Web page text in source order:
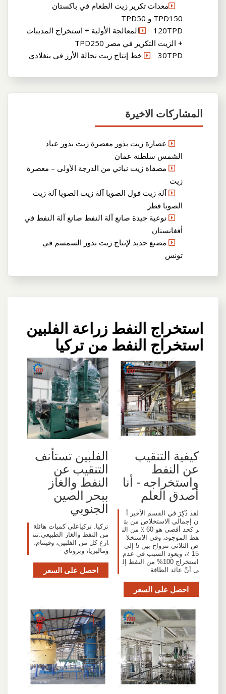
معدات تكرير زيت الطعام في باكستان
TPD150 و TPD50
120TPDالمعالجة الأولية + استخراج المذيبات
+ الزيت التكرير في مصر TPD250
30TPD خط إنتاج زيت نخالة الأرز في بنغلادي
المشاركات الاخيرة
عصارة زيت بذور معصرة زيت بذور عباد
الشمس سلطنة عمان
مصفاة زيت نباتي من الدرجة الأولى – معصرة
زيت
آلة زيت فول الصويا آلة زيت الصويا آلة زيت
الصويا قطر
نوعية جيدة صانع آلة النفط صانع آلة النفط في
أفغانستان
مصنع جديد لإنتاج زيت بذور السمسم في
تونس
استخراج النفط زراعة الفلبين
استخراج النفط من تركيا
كيفية التنقيب
عن النفط
واستخراجه - أنا
أصدق العلم
لقد ذُكِرَ في القسم الأخير أ
ن إجمالي الاستخلاص من بئ
ر كحد أقصى هو 60 ٪ من الن
فط الموجود، وفي الاستخلا
ص الثلاثي تترواح بين 5 إلى
15 ٪، ويعود السبب في عدم
استخراج 100% من النفط إل
ى أنّ عائد الطاقة
احصل على السعر
الفلبين تستأنف
التنقيب عن
النفط والغاز
ببحر الصين
الجنوبي
تركيا. تركياعلى كميات هائلة
من النفط والغاز الطبيعي.تتن
ازع كل من الفلبين، وفيتنام،
وماليزيا، وبروناي
احصل على السعر